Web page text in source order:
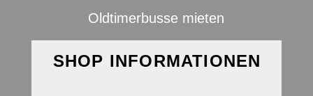
Oldtimerbusse mieten
SHOP INFORMATIONEN